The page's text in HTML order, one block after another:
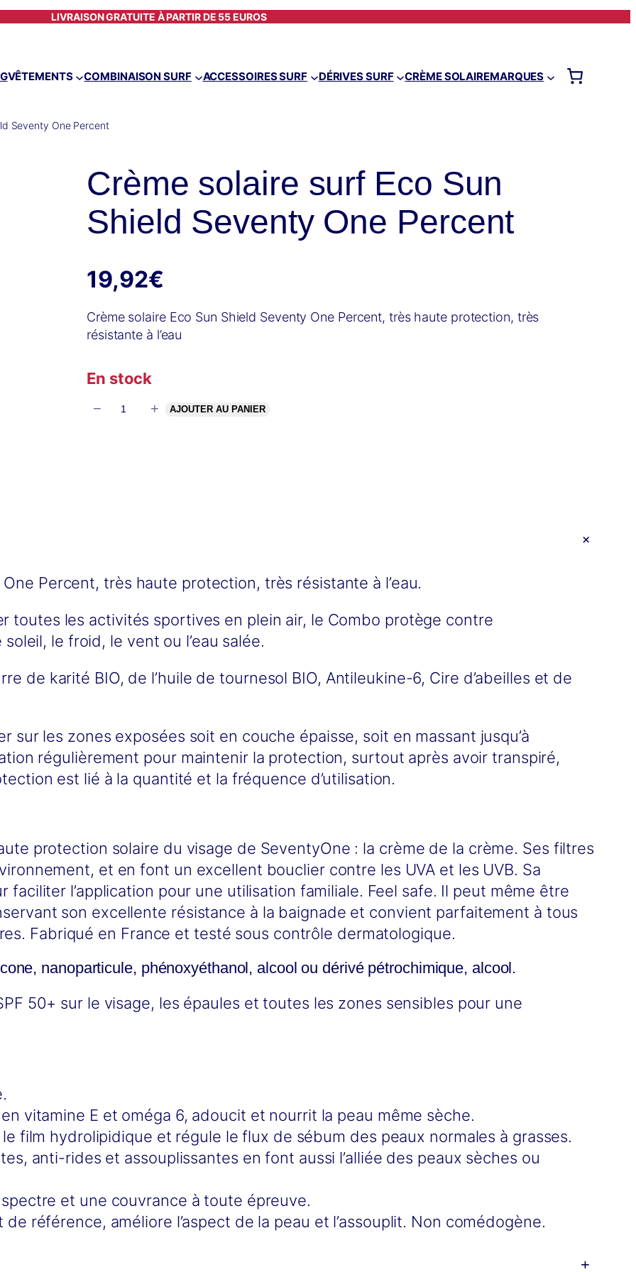
LIVRAISON GRATUITE À PARTIR DE 55 EUROS
VÊTEMENTS COMBINAISON SURF ACCESSOIRES SURF DÉRIVES SURF CRÈME SOLAIREMARQUES
Seventy One Percent
Crème solaire surf Eco Sun
Shield Seventy One Percent
19,92€
Crème solaire Eco Sun Shield Seventy One Percent, très haute protection, très
résistante à l’eau
En stock
q
d
C
r
è
m
s
o
l
e
s
u
r
f
E
o
h
i
e
d
S
− + AJOUTER AU PANIER
+
Percent, très haute protection, très résistante à l’eau.
toutes les activités sportives en plein air, le Combo protège contre
le froid, le vent ou l’eau salée.
de karité BIO, de l’huile de tournesol BIO, Antileukine-6, Cire d’abeilles et de
sur les zones exposées soit en couche épaisse, soit en massant jusqu’à
régulièrement pour maintenir la protection, surtout après avoir transpiré,
est lié à la quantité et la fréquence d’utilisation.
protection solaire du visage de SeventyOne : la crème de la crème. Ses filtres
et en font un excellent bouclier contre les UVA et les UVB. Sa
l’application pour une utilisation familiale. Feel safe. Il peut même être
son excellente résistance à la baignade et convient parfaitement à tous
Fabriqué en France et testé sous contrôle dermatologique.
nanoparticule, phénoxyéthanol, alcool ou dérivé pétrochimique, alcool.
50+ sur le visage, les épaules et toutes les zones sensibles pour une
vitamine E et oméga 6, adoucit et nourrit la peau même sèche.
film hydrolipidique et régule le flux de sébum des peaux normales à grasses.
anti-rides et assouplissantes en font aussi l’alliée des peaux sèches ou
et une couvrance à toute épreuve.
référence, améliore l’aspect de la peau et l’assouplit. Non comédogène.
+